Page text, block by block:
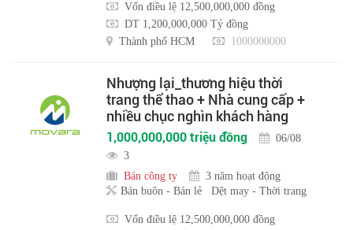
Vốn điều lệ 12,500,000,000 đồng
DT 1,200,000,000 Tỷ đồng
Thành phố HCM
1000000000
Nhượng lại_thương hiệu thời
trang thể thao + Nhà cung cấp +
nhiều chục nghìn khách hàng
1,000,000,000 triệu đồng
06/08
3
Bán công ty
3 năm hoạt động
Bán buôn - Bán lẻ
Dệt may - Thời trang
Vốn điều lệ 12,500,000,000 đồng